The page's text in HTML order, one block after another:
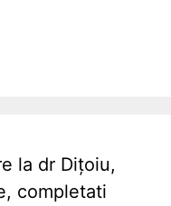
la dr Dițoiu,
completati